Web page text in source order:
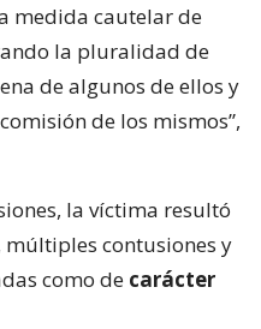
medida cautelar de
la pluralidad de
de algunos de ellos y
de los mismos”,
la víctima resultó
contusiones y
como de carácter